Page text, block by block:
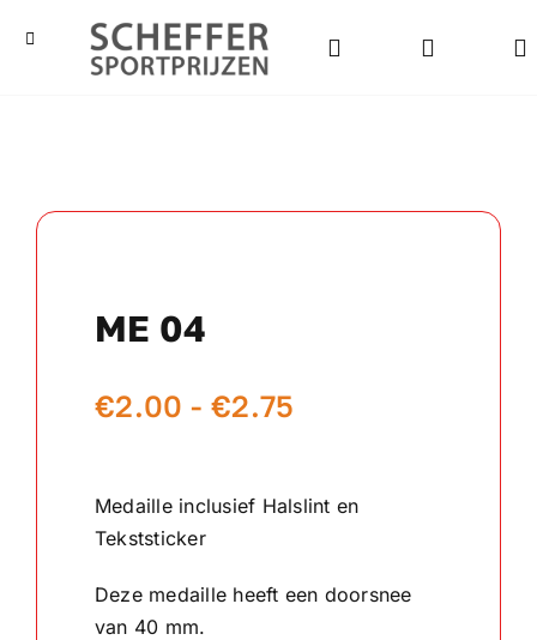
naarToggle
Navigation
Medailles
Kampioensschalen
Rozetten
Wandborden
ME 04
€2.00 - €2.75
€2.75
Medaille inclusief Halslint en
Tekststicker
Deze medaille heeft een doorsnee
van 40 mm.